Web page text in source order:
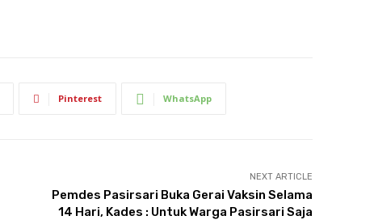
Pinterest WhatsApp
NEXT ARTICLE
Pemdes Pasirsari Buka Gerai Vaksin Selama
14 Hari, Kades : Untuk Warga Pasirsari Saja